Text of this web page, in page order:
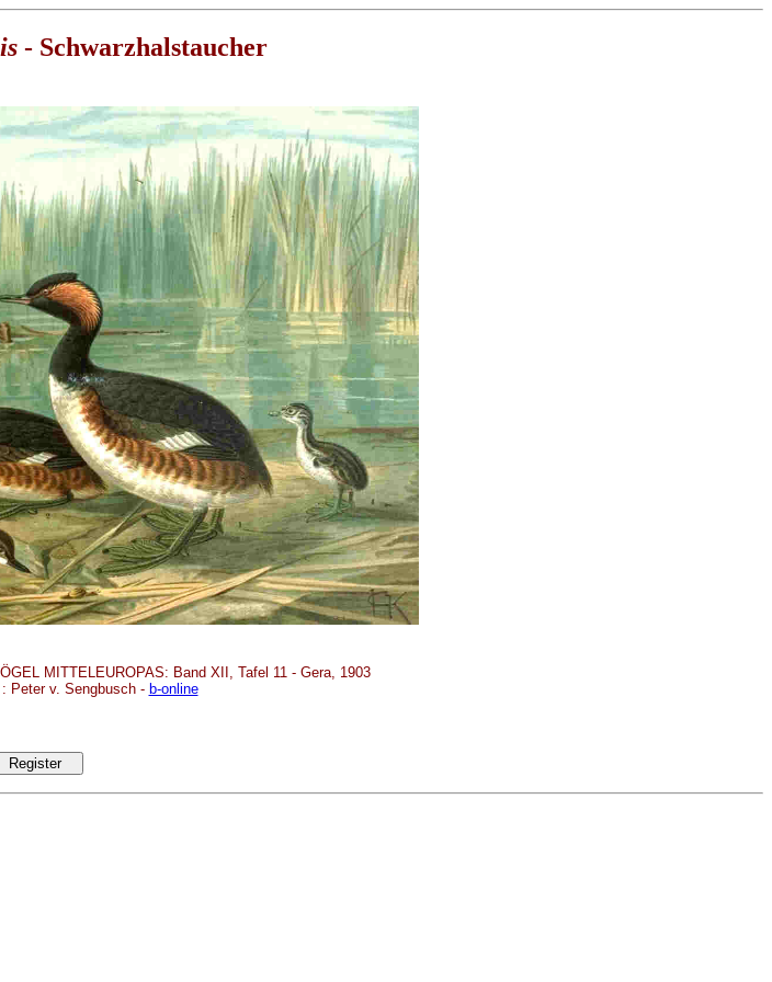
- Schwarzhalstaucher
MITTELEUROPAS: Band XII, Tafel 11 - Gera, 1903
Peter v. Sengbusch - b-online